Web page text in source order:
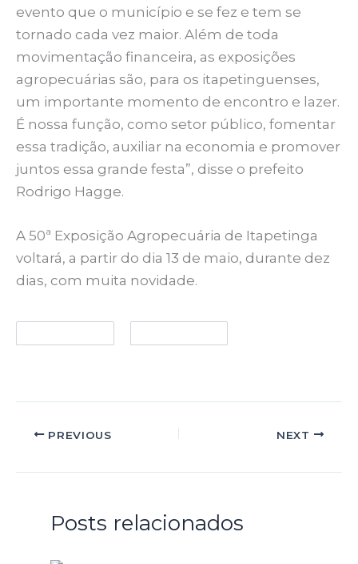
evento que o município e se fez e tem se
tornado cada vez maior. Além de toda
movimentação financeira, as exposições
agropecuárias são, para os itapetinguenses,
um importante momento de encontro e lazer.
É nossa função, como setor público, fomentar
essa tradição, auxiliar na economia e promover
juntos essa grande festa”, disse o prefeito
Rodrigo Hagge.
A 50ª Exposição Agropecuária de Itapetinga
voltará, a partir do dia 13 de maio, durante dez
dias, com muita novidade.
PREVIOUS NEXT
Posts relacionados